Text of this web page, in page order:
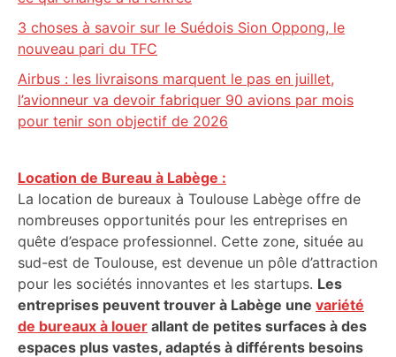
3 choses à savoir sur le Suédois Sion Oppong, le
nouveau pari du TFC
Airbus : les livraisons marquent le pas en juillet,
l’avionneur va devoir fabriquer 90 avions par mois
pour tenir son objectif de 2026
Location de Bureau à Labège :
La location de bureaux à Toulouse Labège offre de
nombreuses opportunités pour les entreprises en
quête d’espace professionnel. Cette zone, située au
sud-est de Toulouse, est devenue un pôle d’attraction
pour les sociétés innovantes et les startups. Les
entreprises peuvent trouver à Labège une variété
de bureaux à louer allant de petites surfaces à des
espaces plus vastes, adaptés à différents besoins